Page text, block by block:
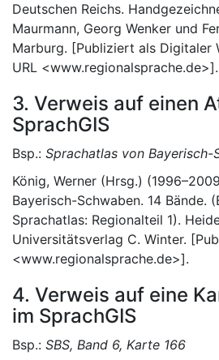
Deutschen Reichs.
Maurmann, Georg Wenker und
Marburg. [Publiziert als Digitaler
URL <www.regionalsprache.de>].
3. Verweis auf einen
SprachGIS
Bsp.: Sprachatlas von Bayerisch-
König, Werner (Hrsg.)
Bayerisch-Schwaben. 14 Bände.
Sprachatlas: Regionalteil 1).
Universitätsverlag C. Winter.
<www.regionalsprache.de>].
4. Verweis auf eine
im SprachGIS
Bsp.: SBS, Band 6, Karte 166